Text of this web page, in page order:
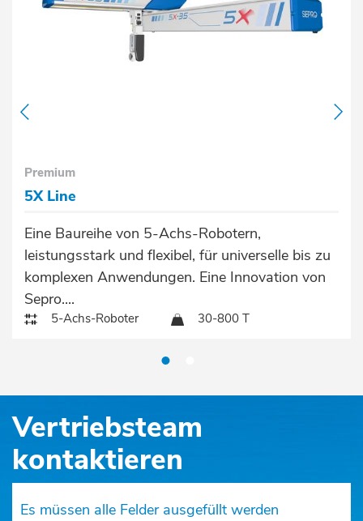
Premium
5X Line
Eine Baureihe von 5-Achs-Robotern,
leistungsstark und flexibel, für universelle bis zu
komplexen Anwendungen. Eine Innovation von
Sepro....
5-Achs-Roboter 30-800 T
Vertriebsteam
kontaktieren
Es müssen alle Felder ausgefüllt werden